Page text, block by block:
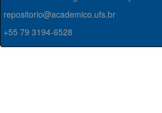
repositorio@academico.ufs.br
+55 79 3194-6528